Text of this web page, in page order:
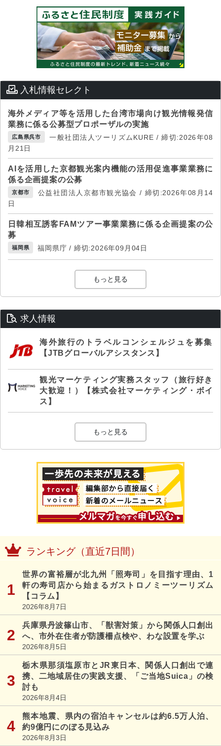
入札情報セレクト
海外メディア等を活用した台湾市場向け観光情報発信
業務に係る公募型プロポーザルの実施
広島県呉市
一般社団法人ツーリズムKURE / 締切:2026年08
月21日
AIを活用した京都観光案内機能の活用促進事業業務に
係る企画提案の公募
京都市
公益社団法人京都市観光協会 / 締切:2026年08月14
日
日韓相互誘客FAMツアー事業業務に係る企画提案の公
募
福岡県 福岡県庁 / 締切:2026年09月04日
もっと見る
求人情報
海外旅行のトラベルコンシェルジュを募集
【JTBグローバルアシスタンス】
観光マーケティング実務スタッフ（旅行好き
大歓迎！）【株式会社マーケティング・ボイ
ス】
もっと見る
ランキング（直近7日間）
世界の富裕層が北九州「照寿司」を目指す理由、1
軒の寿司店から始まるガストロノミーツーリズム
【コラム】
2026年8月7日
兵庫県丹波篠山市、「獣害対策」から関係人口創出
へ、市外在住者が防護柵点検や、わな設置を学ぶ
2026年8月5日
栃木県那須塩原市とJR東日本、関係人口創出で連
携、二地域居住の実践支援、「ご当地Suica」の検
討も
2026年8月4日
熊本地震、県内の宿泊キャンセルは約6.5万人泊、
約9億円にのぼる見込み
2026年8月3日